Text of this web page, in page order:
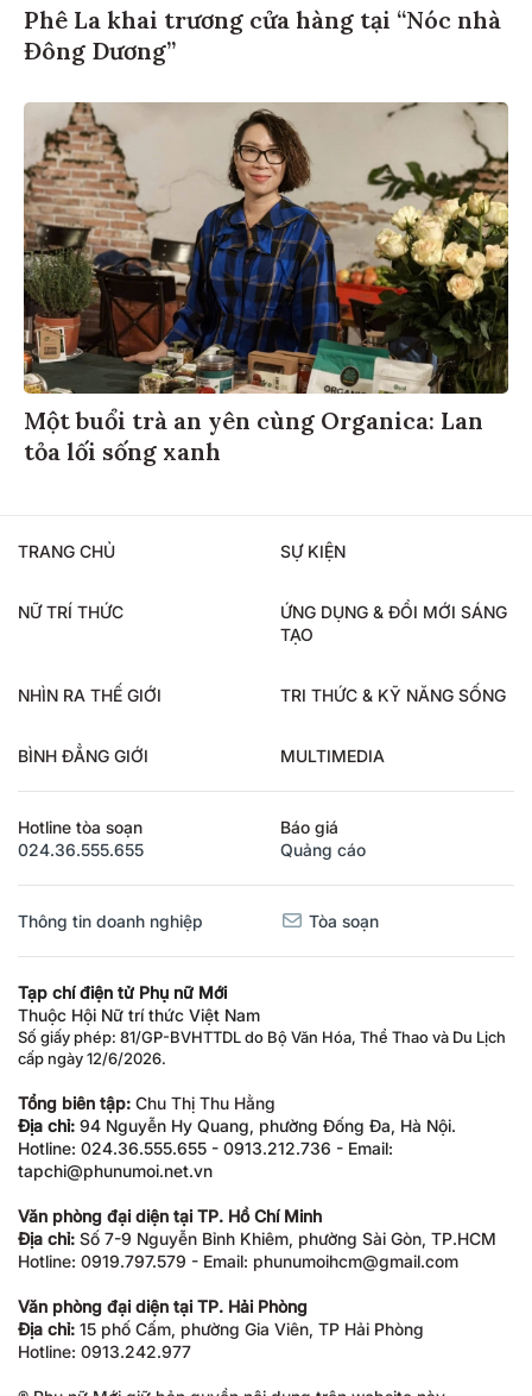
Phê La khai trương cửa hàng tại “Nóc nhà
Đông Dương”
Một buổi trà an yên cùng Organica: Lan
tỏa lối sống xanh
TRANG CHỦ SỰ KIỆN
NỮ TRÍ THỨC
ỨNG DỤNG & ĐỔI MỚI SÁNG
TẠO
NHÌN RA THẾ GIỚI TRI THỨC & KỸ NĂNG SỐNG
BÌNH ĐẲNG GIỚI MULTIMEDIA
Hotline tòa soạn
024.36.555.655
Báo giá
Quảng cáo
Thông tin doanh nghiệp Tòa soạn
Tạp chí điện tử Phụ nữ Mới
Thuộc Hội Nữ trí thức Việt Nam
Số giấy phép: 81/GP-BVHTTDL do Bộ Văn Hóa, Thể Thao và Du Lịch
cấp ngày 12/6/2026.
Tổng biên tập: Chu Thị Thu Hằng
Địa chỉ: 94 Nguyễn Hy Quang, phường Đống Đa, Hà Nội.
Hotline: 024.36.555.655 - 0913.212.736 - Email:
tapchi@phunumoi.net.vn
Văn phòng đại diện tại TP. Hồ Chí Minh
Địa chỉ: Số 7-9 Nguyễn Bỉnh Khiêm, phường Sài Gòn, TP.HCM
Hotline: 0919.797.579 - Email: phunumoihcm@gmail.com
Văn phòng đại diện tại TP. Hải Phòng
Địa chỉ: 15 phố Cấm, phường Gia Viên, TP Hải Phòng
Hotline: 0913.242.977